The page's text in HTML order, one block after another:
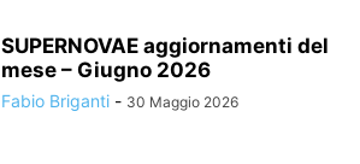
SUPERNOVAE aggiornamenti del
mese – Giugno 2026
Fabio Briganti - 30 Maggio 2026